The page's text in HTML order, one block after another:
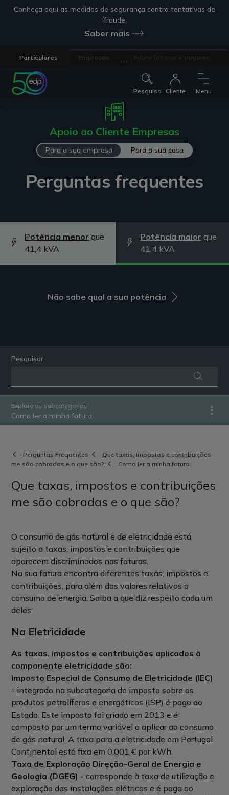
Conheça aqui as medidas de segurança contra tentativas de
fraude
Saber mais
Particulares
Pesquisa Cliente Menu
Apoio ao Cliente Empresas
Para a sua empresa Para a sua casa
Perguntas frequentes
Potência menor que
41,4 kVA
Potência maior que
41,4 kVA
Não sabe qual a sua potência
Pesquisar
Explore as subcategorias
Como ler a minha fatura
Perguntas Frequentes
Que taxas, impostos e contribuições
me são cobradas e o que são?
Como ler a minha fatura
Que taxas, impostos e contribuições
me são cobradas e o que são?
O consumo de gás natural e de eletricidade está
sujeito a taxas, impostos e contribuições que
aparecem discriminados nas faturas.
Na sua fatura encontra diferentes taxas, impostos e
contribuições, para além dos valores relativos a
consumo de energia. Saiba a que diz respeito cada um
deles.
Na Eletricidade
As taxas, impostos e contribuições aplicados à
componente eletricidade são:
Imposto Especial de Consumo de Eletricidade (IEC)
- integrado na subcategoria de imposto sobre os
produtos petrolíferos e energéticos (ISP) é pago ao
Estado. Este imposto foi criado em 2013 e é
composto por um termo variável a aplicar ao consumo
de gás natural. A taxa para a eletricidade em Portugal
Continental está fixa em 0,001 € por kWh.
Taxa de Exploração Direção-Geral de Energia e
Geologia (DGEG) - corresponde à taxa de utilização e
exploração das instalações elétricas e é paga ao